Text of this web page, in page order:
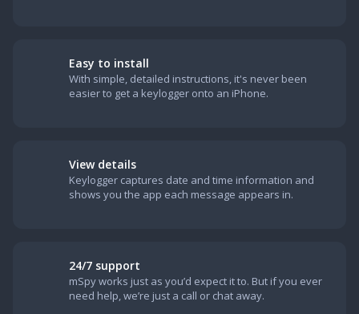
Easy to install
With simple, detailed instructions, it's never been
easier to get a keylogger onto an iPhone.
View details
Keylogger captures date and time information and
shows you the app each message appears in.
24/7 support
mSpy works just as you’d expect it to. But if you ever
need help, we’re just a call or chat away.